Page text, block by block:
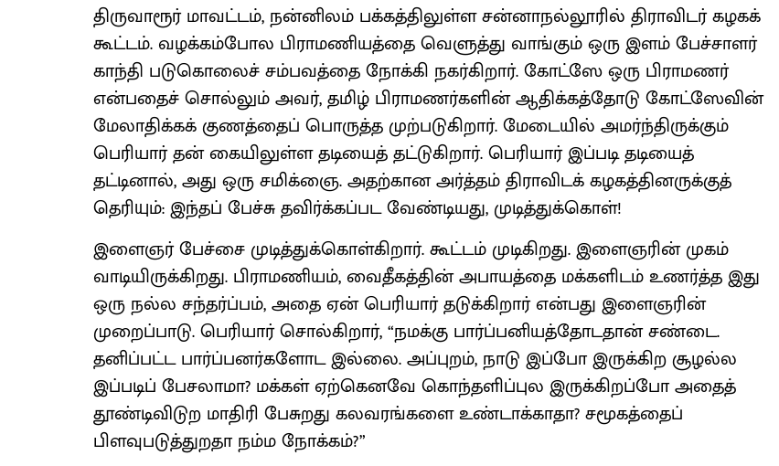
திருவாரூர் மாவட்டம், நன்னிலம் பக்கத்திலுள்ள சன்னாநல்லூரில் திராவிடர் கழகக்
கூட்டம். வழக்கம்போல பிராமணியத்தை வெளுத்து வாங்கும் ஒரு இளம் பேச்சாளர்
காந்தி படுகொலைச் சம்பவத்தை நோக்கி நகர்கிறார். கோட்ஸே ஒரு பிராமணர்
என்பதைச் சொல்லும் அவர், தமிழ் பிராமணர்களின் ஆதிக்கத்தோடு கோட்ஸேவின்
மேலாதிக்கக் குணத்தைப் பொருத்த முற்படுகிறார். மேடையில் அமர்ந்திருக்கும்
பெரியார் தன் கையிலுள்ள தடியைத் தட்டுகிறார். பெரியார் இப்படி தடியைத்
தட்டினால், அது ஒரு சமிக்ஞை. அதற்கான அர்த்தம் திராவிடக் கழகத்தினருக்குத்
தெரியும்: இந்தப் பேச்சு தவிர்க்கப்பட வேண்டியது, முடித்துக்கொள்!
இளைஞர் பேச்சை முடித்துக்கொள்கிறார். கூட்டம் முடிகிறது. இளைஞரின் முகம்
வாடியிருக்கிறது. பிராமணியம், வைதீகத்தின் அபாயத்தை மக்களிடம் உணர்த்த இது
ஒரு நல்ல சந்தர்ப்பம், அதை ஏன் பெரியார் தடுக்கிறார் என்பது இளைஞரின்
முறைப்பாடு. பெரியார் சொல்கிறார், “நமக்கு பார்ப்பனியத்தோடதான் சண்டை.
தனிப்பட்ட பார்ப்பனர்களோட இல்லை. அப்புறம், நாடு இப்போ இருக்கிற சூழல்ல
இப்படிப் பேசலாமா? மக்கள் ஏற்கெனவே கொந்தளிப்புல இருக்கிறப்போ அதைத்
தூண்டிவிடுற மாதிரி பேசுறது கலவரங்களை உண்டாக்காதா? சமூகத்தைப்
பிளவுபடுத்துறதா நம்ம நோக்கம்?”